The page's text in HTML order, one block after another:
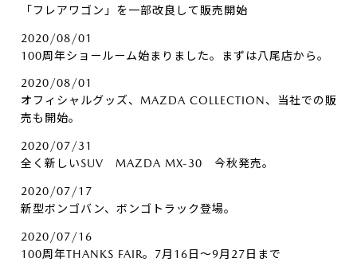
「フレアワゴン」を一部改良して販売開始
2020/08/01
100周年ショールーム始まりました。まずは八尾店から。
2020/08/01
オフィシャルグッズ、MAZDA COLLECTION、当社での販
売も開始。
2020/07/31
全く新しいSUV MAZDA MX-30 今秋発売。
2020/07/17
新型ボンゴバン、ボンゴトラック登場。
2020/07/16
100周年THANKS FAIR。7月16日～9月27日まで